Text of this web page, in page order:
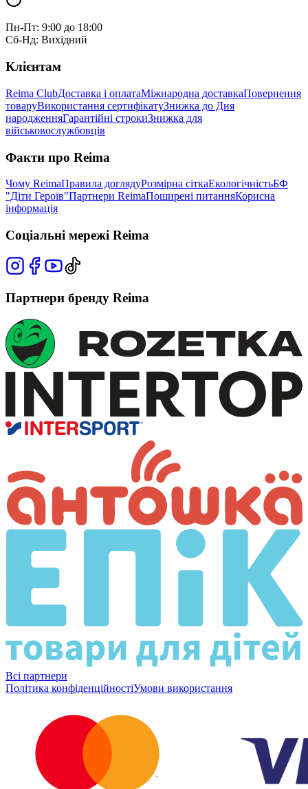
Пн-Пт: 9:00 до 18:00
Сб-Нд: Вихідний
Клієнтам
Reima ClubДоставка і оплатаМіжнародна доставкаПовернення
товаруВикористання сертифікатуЗнижка до Дня
народженняГарантійні строкиЗнижка для
військовослужбовців
Факти про Reima
Чому ReimaПравила доглядуРозмірна сіткаЕкологічністьБФ
"Діти Героїв"Партнери ReimaПоширені питанняКорисна
інформація
Соціальні мережі Reima
Партнери бренду Reima
Всі партнери
Політика конфіденційностіУмови використання